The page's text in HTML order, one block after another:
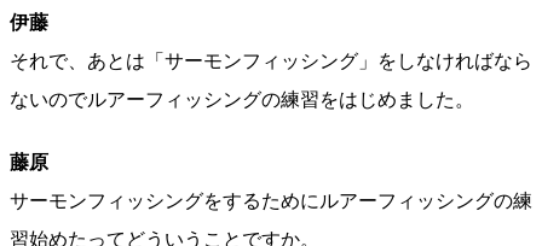
伊藤
それで、あとは「サーモンフィッシング」をしなければなら
ないのでルアーフィッシングの練習をはじめました。
藤原
サーモンフィッシングをするためにルアーフィッシングの練
習始めたってどういうことですか。